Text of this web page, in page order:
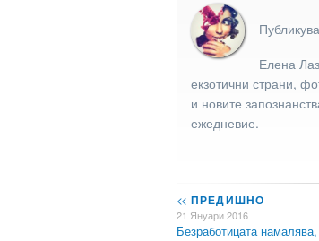
Елена
екзотични страни,
и новите
ежедневие.
<< ПРЕДИШНО
21 Януари 2016
Безработицата